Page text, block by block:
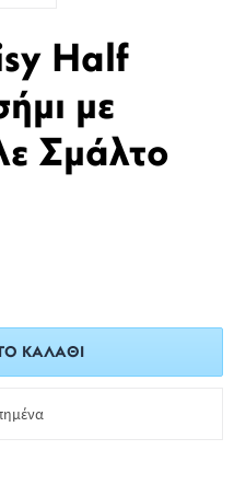
Half
με
Σμάλτο
ΚΑΛΆΘΙ